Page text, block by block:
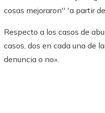
cosas mejoraron'' 'a partir
Respecto a los casos de
casos, dos en cada una de
denuncia o no».